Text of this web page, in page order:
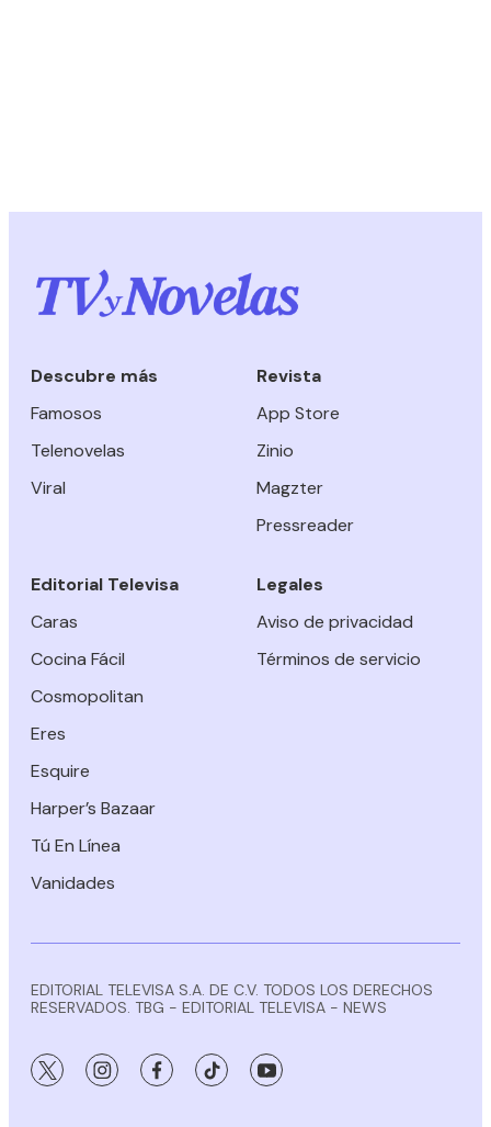
Descubre más
Famosos
Telenovelas
Viral
Revista
App Store
Zinio
Magzter
Pressreader
Editorial Televisa
Caras
Cocina Fácil
Cosmopolitan
Eres
Esquire
Harper’s Bazaar
Tú En Línea
Vanidades
Legales
Aviso de privacidad
Términos de servicio
EDITORIAL TELEVISA S.A. DE C.V. TODOS LOS DERECHOS
RESERVADOS. TBG - EDITORIAL TELEVISA - NEWS
twitter instagramfacebooktiktok youtube